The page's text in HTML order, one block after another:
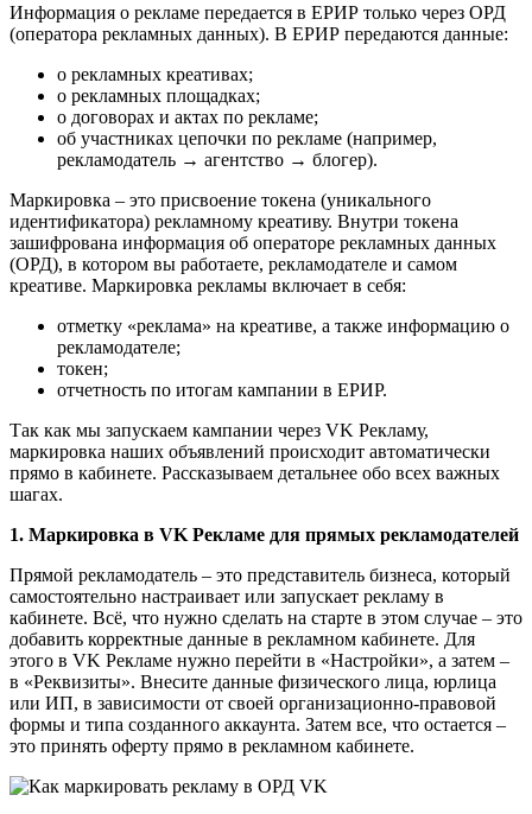
Информация о рекламе передается в ЕРИР только через ОРД
(оператора рекламных данных). В ЕРИР передаются данные:
о рекламных креативах;
о рекламных площадках;
о договорах и актах по рекламе;
об участниках цепочки по рекламе (например,
рекламодатель → агентство → блогер).
Маркировка – это присвоение токена (уникального
идентификатора) рекламному креативу. Внутри токена
зашифрована информация об операторе рекламных данных
(ОРД), в котором вы работаете, рекламодателе и самом
креативе. Маркировка рекламы включает в себя:
отметку «реклама» на креативе, а также информацию о
рекламодателе;
токен;
отчетность по итогам кампании в ЕРИР.
Так как мы запускаем кампании через VK Рекламу,
маркировка наших объявлений происходит автоматически
прямо в кабинете. Рассказываем детальнее обо всех важных
шагах.
1. Маркировка в VK Рекламе для прямых рекламодателей
Прямой рекламодатель – это представитель бизнеса, который
самостоятельно настраивает или запускает рекламу в
кабинете. Всё, что нужно сделать на старте в этом случае – это
добавить корректные данные в рекламном кабинете. Для
этого в VK Рекламе нужно перейти в «Настройки», а затем –
в «Реквизиты». Внесите данные физического лица, юрлица
или ИП, в зависимости от своей организационно-правовой
формы и типа созданного аккаунта. Затем все, что остается –
это принять оферту прямо в рекламном кабинете.